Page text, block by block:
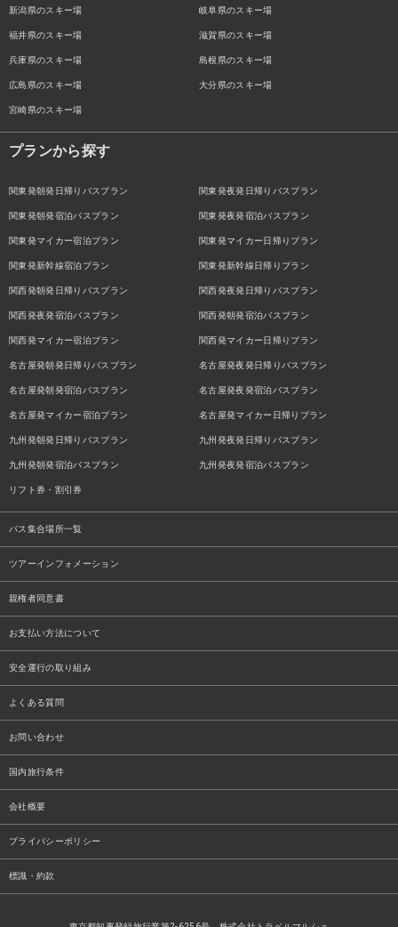
新潟県のスキー場 岐阜県のスキー場
福井県のスキー場 滋賀県のスキー場
兵庫県のスキー場 島根県のスキー場
広島県のスキー場 大分県のスキー場
宮崎県のスキー場
プランから探す
関東発朝発日帰りバスプラン 関東発夜発日帰りバスプラン
関東発朝発宿泊バスプラン 関東発夜発宿泊バスプラン
関東発マイカー宿泊プラン 関東発マイカー日帰りプラン
関東発新幹線宿泊プラン 関東発新幹線日帰りプラン
関西発朝発日帰りバスプラン 関西発夜発日帰りバスプラン
関西発夜発宿泊バスプラン 関西発朝発宿泊バスプラン
関西発マイカー宿泊プラン 関西発マイカー日帰りプラン
名古屋発朝発日帰りバスプラン 名古屋発夜発日帰りバスプラン
名古屋発朝発宿泊バスプラン 名古屋発夜発宿泊バスプラン
名古屋発マイカー宿泊プラン 名古屋発マイカー日帰りプラン
九州発朝発日帰りバスプラン 九州発夜発日帰りバスプラン
九州発朝発宿泊バスプラン 九州発夜発宿泊バスプラン
リフト券・割引券
バス集合場所一覧
ツアーインフォメーション
親権者同意書
お支払い方法について
安全運行の取り組み
よくある質問
お問い合わせ
国内旅行条件
会社概要
プライバシーポリシー
標識・約款